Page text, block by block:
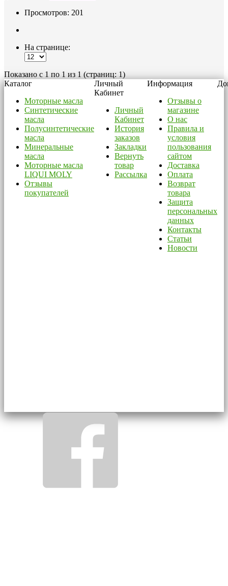
Просмотров: 201
На странице:
Показано с 1 по 1 из 1 (страниц: 1)
Каталог
Моторные масла
Синтетические
масла
Полусинтетические
масла
Минеральные
масла
Моторные масла
LIQUI MOLY
Отзывы
покупателей
Личный
Кабинет
Личный
Кабинет
История
заказов
Закладки
Вернуть
товар
Рассылка
Информация
Отзывы о
магазине
О нас
Правила и
условия
пользования
сайтом
Доставка
Оплата
Возврат
товара
Защита
персональных
данных
Контакты
Статьи
Новости